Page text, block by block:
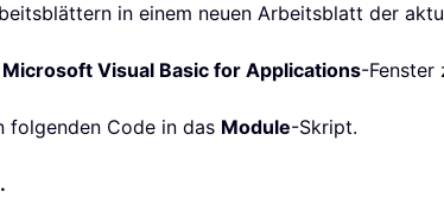
in einem neuen Arbeitsblatt der
Microsoft Visual Basic for Applications-Fenster
folgenden Code in das Module-Skript.